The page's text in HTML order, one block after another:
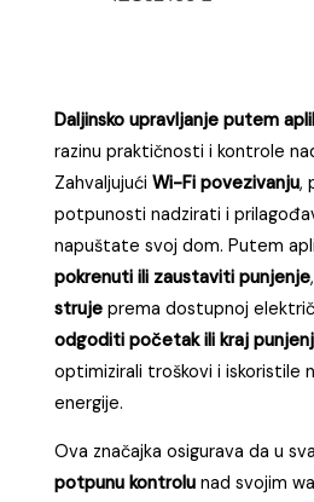
Daljinsko upravljanje putem
razinu praktičnosti i kontrole
ZahvaljujućiWi-Fi povezivanju,
potpunosti nadzirati i
napuštate svoj dom. Putem
pokrenuti ili zaustaviti punjenje
struje prema dostupnoj
odgoditi početak ili kraj
optimizirali troškovi i iskoristile
energije.
Ova značajka osigurava da u
potpunu kontrolu nad svojim